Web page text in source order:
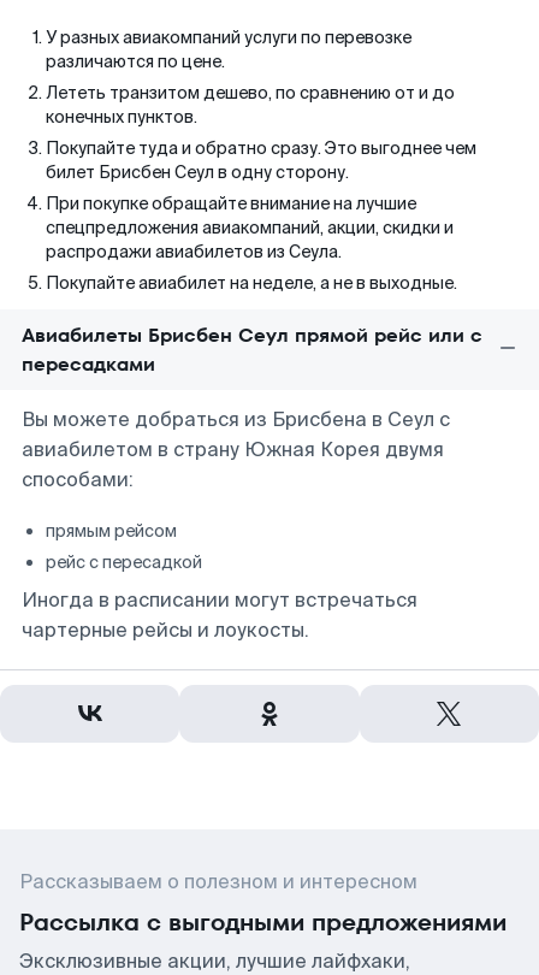
У разных авиакомпаний услуги по перевозке
различаются по цене.
Лететь транзитом дешево, по сравнению от и до
конечных пунктов.
Покупайте туда и обратно сразу. Это выгоднее чем
билет Брисбен Сеул в одну сторону.
При покупке обращайте внимание на лучшие
спецпредложения авиакомпаний, акции, скидки и
распродажи авиабилетов из Сеула.
Покупайте авиабилет на неделе, а не в выходные.
Авиабилеты Брисбен Сеул прямой рейс или с
пересадками
Вы можете добраться из Брисбена в Сеул с
авиабилетом в страну Южная Корея двумя
способами:
прямым рейсом
рейс с пересадкой
Иногда в расписании могут встречаться
чартерные рейсы и лоукосты.
Рассказываем о полезном и интересном
Рассылка с выгодными предложениями
Эксклюзивные акции, лучшие лайфхаки,